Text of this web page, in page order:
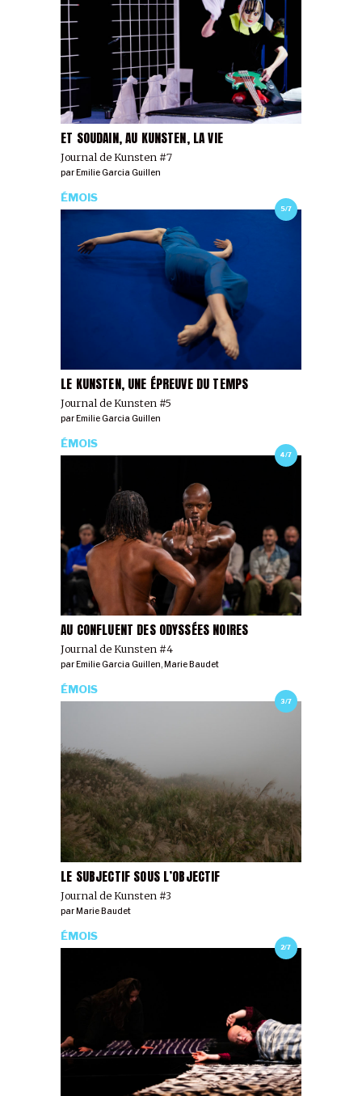
ET SOUDAIN, AU KUNSTEN, LA VIE
Journal de Kunsten #7
parEmilie Garcia Guillen
5/7
LE KUNSTEN, UNE ÉPREUVE DU TEMPS
Journal de Kunsten #5
ÉMOIS
parEmilie Garcia Guillen
4/7
AU CONFLUENT DES ODYSSÉES NOIRES
Journal de Kunsten #4
ÉMOIS
par Emilie Garcia Guillen, Marie Baudet
3/7
LE SUBJECTIF SOUS L’OBJECTIF
Journal de Kunsten #3
ÉMOIS
parMarie Baudet
2/7
ÉMOIS